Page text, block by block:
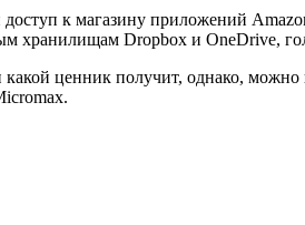
к магазину приложений
хранилищам Dropbox и OneDrive,
ценник получит, однако,